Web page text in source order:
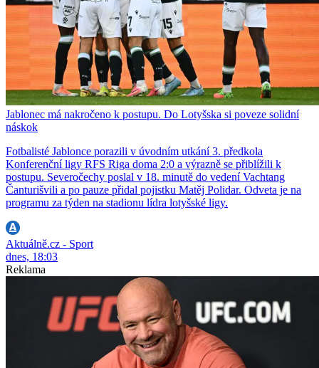
Jablonec má nakročeno k postupu. Do Lotyšska si poveze solidní
náskok
Fotbalisté Jablonce porazili v úvodním utkání 3. předkola
Konferenční ligy RFS Riga doma 2:0 a výrazně se přiblížili k
postupu. Severočechy poslal v 18. minutě do vedení Vachtang
Čanturišvili a po pauze přidal pojistku Matěj Polidar. Odveta je na
programu za týden na stadionu lídra lotyšské ligy.
Aktuálně.cz - Sport
dnes, 18:03
Reklama